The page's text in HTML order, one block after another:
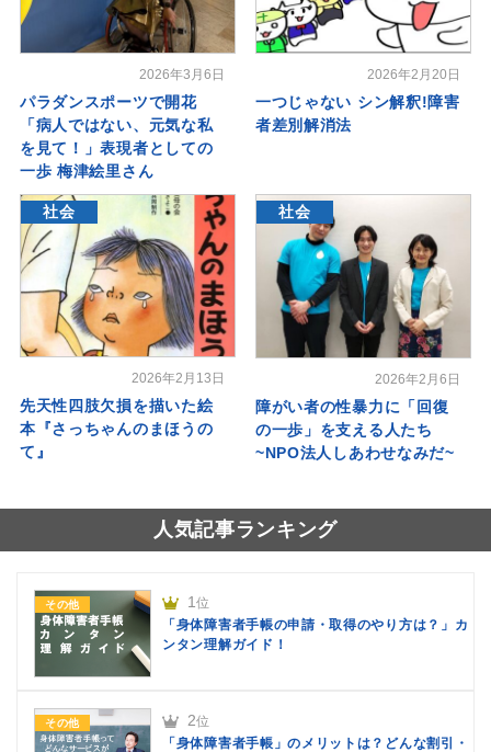
2026年3月6日
パラダンスポーツで開花
「病人ではない、元気な私
を見て！」表現者としての
一歩 梅津絵里さん
2026年2月20日
一つじゃない シン解釈!障害
者差別解消法
社会
2026年2月13日
先天性四肢欠損を描いた絵
本『さっちゃんのまほうの
て』
社会
2026年2月6日
障がい者の性暴力に「回復
の一歩」を支える人たち
~NPO法人しあわせなみだ~
人気記事ランキング
その他 1 位
「身体障害者手帳の申請・取得のやり方は？」カ
ンタン理解ガイド！
その他 2位
「身体障害者手帳」のメリットは？どんな割引・